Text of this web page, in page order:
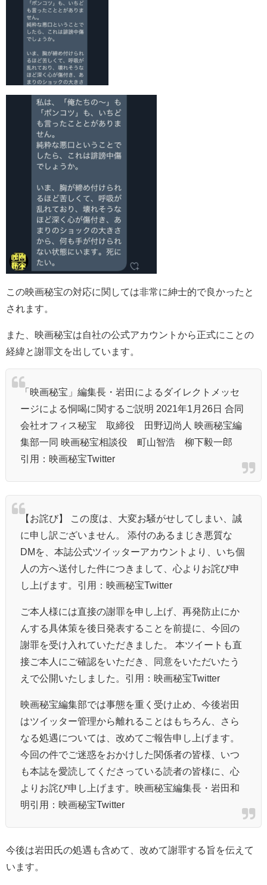
この映画秘宝の対応に関しては非常に紳士的で良かったと
されます。
また、映画秘宝は自社の公式アカウントから正式にことの
経緯と謝罪文を出しています。
「映画秘宝」編集長・岩田によるダイレクトメッセ
ージによる恫喝に関するご説明 2021年1月26日 合同
会社オフィス秘宝 取締役 田野辺尚人 映画秘宝編
集部一同 映画秘宝相談役 町山智浩 柳下毅一郎
引用：映画秘宝Twitter
【お詫び】 この度は、大変お騒がせしてしまい、誠
に申し訳ございません。 添付のあるまじき悪質な
DMを、本誌公式ツイッターアカウントより、いち個
人の方へ送付した件につきまして、心よりお詫び申
し上げます。 引用：映画秘宝Twitter
ご本人様には直接の謝罪を申し上げ、再発防止にか
んする具体策を後日発表することを前提に、今回の
謝罪を受け入れていただきました。 本ツイートも直
接ご本人にご確認をいただき、同意をいただいたう
えで公開いたしました。 引用：映画秘宝Twitter
映画秘宝編集部では事態を重く受け止め、今後岩田
はツイッター管理から離れることはもちろん、さら
なる処遇については、改めてご報告申し上げます。
今回の件でご迷惑をおかけした関係者の皆様、いつ
も本誌を愛読してくださっている読者の皆様に、心
よりお詫び申し上げます。映画秘宝編集長・岩田和
明引用：映画秘宝Twitter
今後は岩田氏の処遇も含めて、改めて謝罪する旨を伝えて
います。